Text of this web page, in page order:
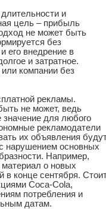
и
цель – прибыль
не может быть
без
его внедрение в
и затратное.
компании без
рекламы.
не может, ведь
значение для любого
рекламодатели
их объявления
нарушением основных
Например,
материал о новых
в конце сентября.
Coca-Cola,
потребления и
датам.